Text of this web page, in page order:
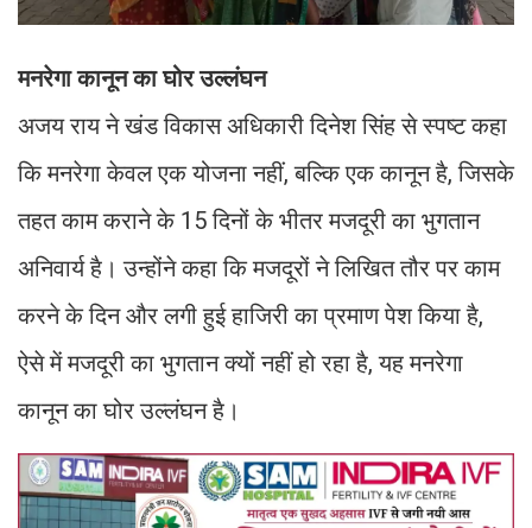
मनरेगा कानून का घोर उल्लंघन
अजय राय ने खंड विकास अधिकारी दिनेश सिंह से स्पष्ट कहा
कि मनरेगा केवल एक योजना नहीं, बल्कि एक कानून है, जिसके
तहत काम कराने के 15 दिनों के भीतर मजदूरी का भुगतान
अनिवार्य है। उन्होंने कहा कि मजदूरों ने लिखित तौर पर काम
करने के दिन और लगी हुई हाजिरी का प्रमाण पेश किया है,
ऐसे में मजदूरी का भुगतान क्यों नहीं हो रहा है, यह मनरेगा
कानून का घोर उल्लंघन है।